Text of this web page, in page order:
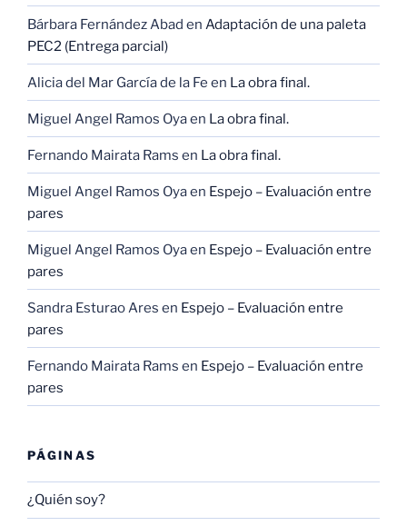
Bárbara Fernández Abad en Adaptación de una paleta
PEC2 (Entrega parcial)
Alicia del Mar García de la Fe en La obra final.
Miguel Angel Ramos Oyaen La obra final.
Fernando Mairata Rams en La obra final.
Miguel Angel Ramos Oyaen Espejo – Evaluación entre
pares
Miguel Angel Ramos Oyaen Espejo – Evaluación entre
pares
Sandra Esturao Ares en Espejo – Evaluación entre
pares
Fernando Mairata Rams en Espejo – Evaluación entre
pares
PÁGINAS
¿Quién soy?